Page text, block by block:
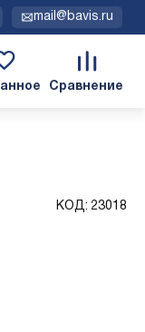
mail@bavis.ru
КОД: 23018